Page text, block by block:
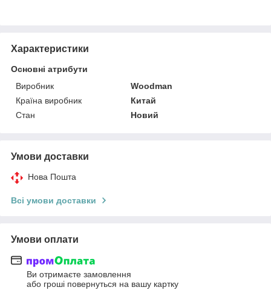
Характеристики
Основні атрибути
Виробник
Woodman
Країна виробник
Китай
Стан
Новий
Умови доставки
Нова Пошта
Всі умови доставки
Умови оплати
Ви отримаєте замовлення
або гроші повернуться на вашу картку